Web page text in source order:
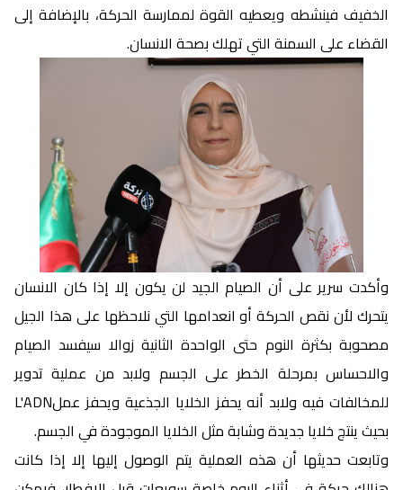
الخفيف فينشطه ويعطيه القوة لممارسة الحركة، بالإضافة إلى
القضاء على السمنة التي تهلك بصحة الانسان.
وأكدت سرير على أن الصيام الجيد لن يكون إلا إذا كان الانسان
يتحرك لأن نقص الحركة أو انعدامها التي نلاحظها على هذا الجيل
مصحوبة بكثرة النوم حتى الواحدة الثانية زوالا سيفسد الصيام
والاحساس بمرحلة الخطر على الجسم ولابد من عملية تدوير
للمخالفات فيه ولابد أنه يحفز الخلايا الجذعية ويحفز عملL'ADN
بحيث ينتج خلايا جديدة وشابة مثل الخلايا الموجودة في الجسم.
وتابعت حديثها أن هذه العملية يتم الوصول إليها إلا إذا كانت